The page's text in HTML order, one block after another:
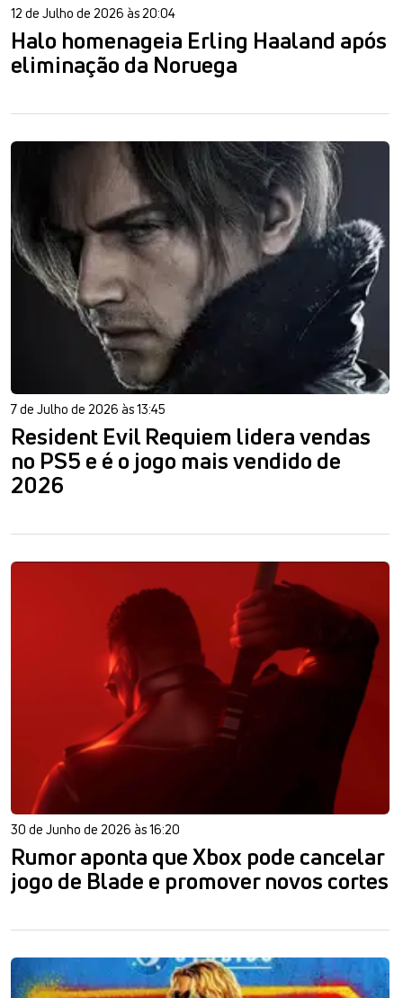
12 de Julho de 2026 às 20:04
Halo homenageia Erling Haaland após
eliminação da Noruega
7 de Julho de 2026 às 13:45
Resident Evil Requiem lidera vendas
no PS5 e é o jogo mais vendido de
2026
30 de Junho de 2026 às 16:20
Rumor aponta que Xbox pode cancelar
jogo de Blade e promover novos cortes